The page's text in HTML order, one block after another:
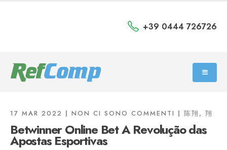
+39 0444 726726
17 MAR 2022 NON CI SONO COMMENTI 陈翔, 翔
Betwinner Online Bet A Revolução das
Apostas Esportivas